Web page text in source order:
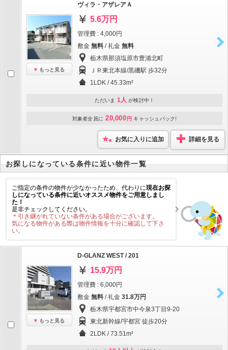
もっと見る
ヴィラ・アザレアＡ
5.6万円
管理費 : 4,000円
敷金 無料 / 礼金 無料
栃木県那須塩原市豊浦北町
ＪＲ東北本線/黒磯駅 歩32分
1LDK / 45.33m²
ただいま 1人 が検討中！
対象者全員に 20,000 円 キャッシュバック!
お気に入りに追加 詳細を見る
お探しになっている条件に近い物件一覧
ご指定の条件の物件が少なかったため、代わりに現在お探
しになっている条件に近いオススメ物件をご用意しまし
た！
是非チェックしてください。
＊引き継がれていない条件がある場合がございます。
気になる物件がある際は物件情報を十分に確認して下さ
い。
もっと見る
D-GLANZ WEST / 201
15.9万円
管理費 : 6,000円
敷金 無料 / 礼金 31.8万円
栃木県宇都宮市中今泉3丁目9-20
東北新幹線/宇都宮 徒歩20分
2LDK / 73.51m²